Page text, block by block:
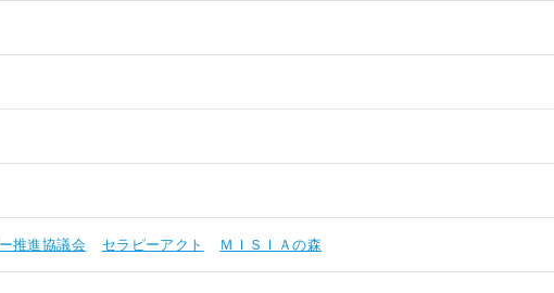
推進協議会 セラピーアクト ＭＩＳＩＡの森